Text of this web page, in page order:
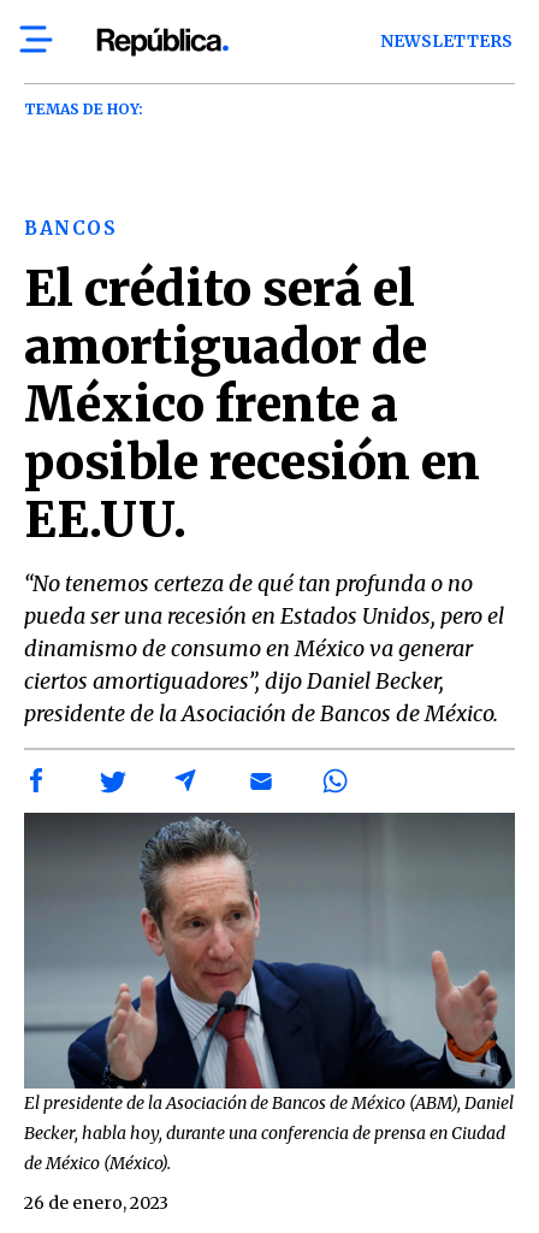
NEWSLETTERS
TEMAS DE HOY:
BANCOS
El crédito será el
amortiguador de
México frente a
posible recesión en
EE.UU.
“No tenemos certeza de qué tan profunda o no
pueda ser una recesión en Estados Unidos, pero el
dinamismo de consumo en México va generar
ciertos amortiguadores”, dijo Daniel Becker,
presidente de la Asociación de Bancos de México.
El presidente de la Asociación de Bancos de México (ABM), Daniel
Becker, habla hoy, durante una conferencia de prensa en Ciudad
de México (México).
26 de enero, 2023